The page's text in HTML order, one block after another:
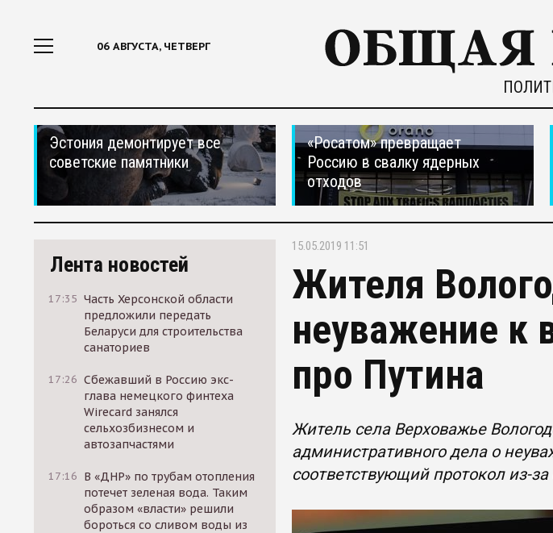
06 АВГУСТА, ЧЕТВЕРГ
Эстония демонтирует все
советские памятники
«Росатом» превращает
Россию в свалку ядерных
отходов
Лента новостей
17:35 Часть Херсонской области
предложили передать
Беларуси для строительства
санаториев
17:26 Сбежавший в Россию экс-
глава немецкого финтеха
Wirecard занялся
сельхозбизнесом и
автозапчастями
17:16 В «ДНР» по трубам отопления
потечет зеленая вода. Таким
образом «власти» решили
бороться со сливом воды из
15.05.2019 11:51
Жителя
неуважение к
про Путина
Житель села Верховажье
административного дела о
соответствующий протокол из-за